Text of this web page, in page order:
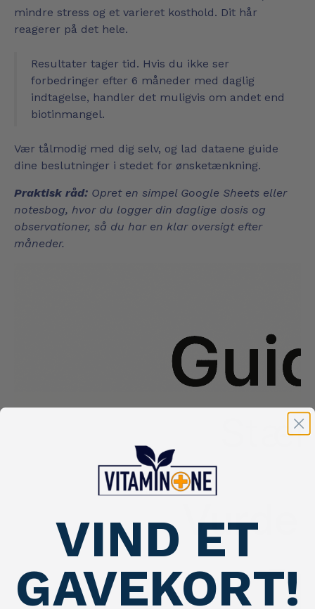
mindre stress og et varieret kosthold. Dit hår
reagerer på det hele.
Resultater tager tid. Hvis du ikke ser
forbedringer efter 6 måneder med daglig
indtagelse, handler det muligvis om andet end
biotinmangel.
Vær tålmodig med dig selv, og lad dataene guide
dine beslutninger i stedet for ønsketænkning.
Praktisk råd: Opret en simpel Google Sheets eller
notesbog, hvor du logger din daglige dosis og
observationer, så du har en klar oversigt efter
måneder.
VIND ET
GAVEKORT!